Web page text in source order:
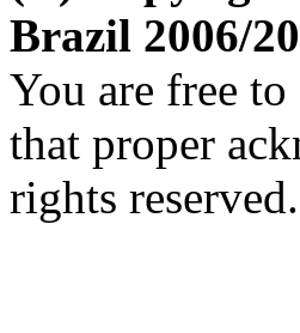
Brazil 2006/
You are free
that proper
rights reserved.